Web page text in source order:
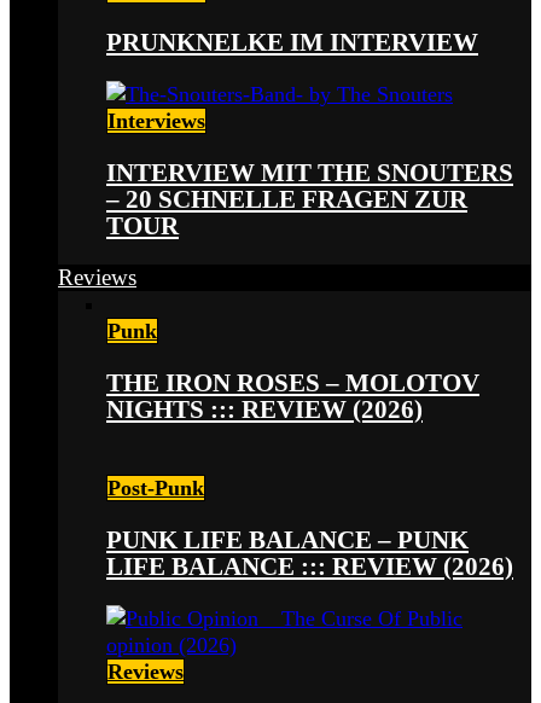
PRUNKNELKE IM INTERVIEW
Interviews
INTERVIEW MIT THE SNOUTERS
– 20 SCHNELLE FRAGEN ZUR
TOUR
Reviews
Punk
THE IRON ROSES – MOLOTOV
NIGHTS ::: REVIEW (2026)
Post-Punk
PUNK LIFE BALANCE – PUNK
LIFE BALANCE ::: REVIEW (2026)
Reviews